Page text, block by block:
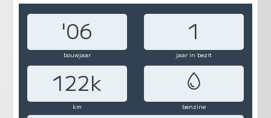
'06 1
bouwjaar jaar in bezit
122k
km benzine